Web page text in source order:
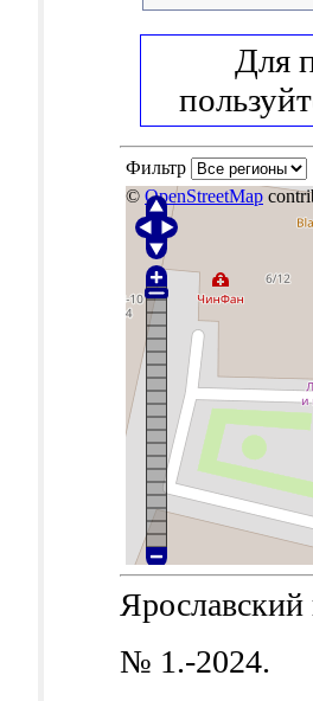
Для
Фильтр
© OpenStreetMap
Ярославский
№ 1.-2024.